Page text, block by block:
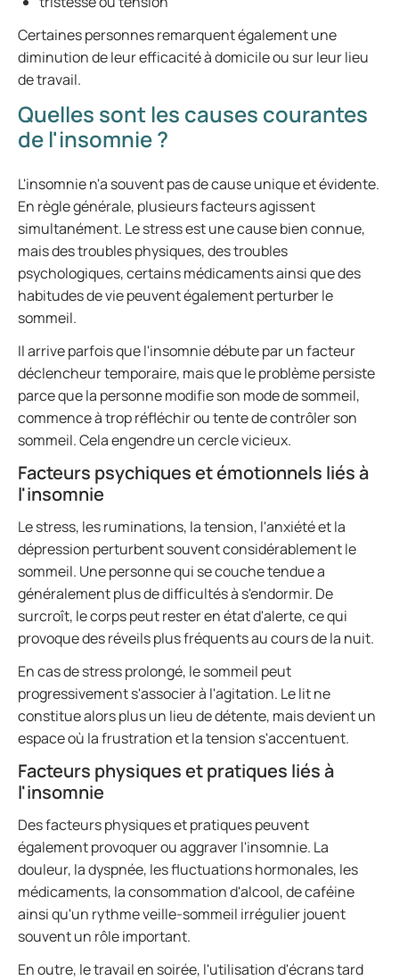
Certaines personnes remarquent également une
diminution de leur efficacité à domicile ou sur leur lieu
de travail.
Quelles sont les causes courantes
de l'insomnie ?
L'insomnie n'a souvent pas de cause unique et évidente.
En règle générale, plusieurs facteurs agissent
simultanément. Le stress est une cause bien connue,
mais des troubles physiques, des troubles
psychologiques, certains médicaments ainsi que des
habitudes de vie peuvent également perturber le
sommeil.
Il arrive parfois que l'insomnie débute par un facteur
déclencheur temporaire, mais que le problème persiste
parce que la personne modifie son mode de sommeil,
commence à trop réfléchir ou tente de contrôler son
sommeil. Cela engendre un cercle vicieux.
Facteurs psychiques et émotionnels liés à
l'insomnie
Le stress, les ruminations, la tension, l'anxiété et la
dépression perturbent souvent considérablement le
sommeil. Une personne qui se couche tendue a
généralement plus de difficultés à s'endormir. De
surcroît, le corps peut rester en état d'alerte, ce qui
provoque des réveils plus fréquents au cours de la nuit.
En cas de stress prolongé, le sommeil peut
progressivement s'associer à l'agitation. Le lit ne
constitue alors plus un lieu de détente, mais devient un
espace où la frustration et la tension s'accentuent.
Facteurs physiques et pratiques liés à
l'insomnie
Des facteurs physiques et pratiques peuvent
également provoquer ou aggraver l'insomnie. La
douleur, la dyspnée, les fluctuations hormonales, les
médicaments, la consommation d'alcool, de caféine
ainsi qu'un rythme veille-sommeil irrégulier jouent
souvent un rôle important.
En outre, le travail en soirée, l'utilisation d'écrans tard